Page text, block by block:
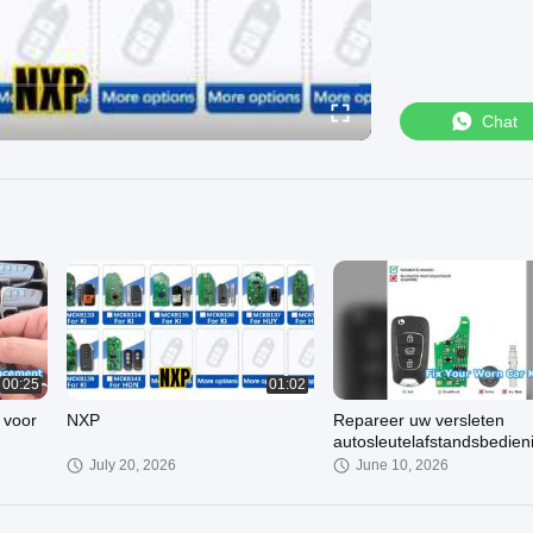
Chat
00:25
voor
01:02
NXP
July 20, 2026
Repareer uw versleten
met deze vervangende
June 10, 2026